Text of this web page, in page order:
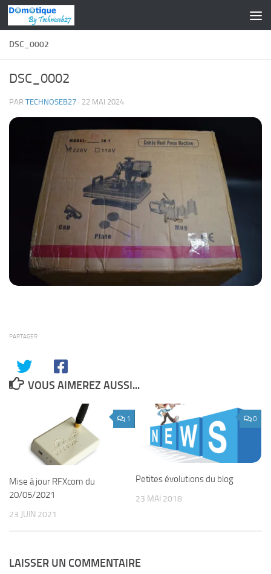
Skip to content
DSC_0002
DSC_0002
PAR TECHNOSEB27 · 22 MAI 2024
PARTAGER
VOUS AIMEREZ AUSSI...
1
Mise à jour RFXcom du
20/05/2021
23 JUIN 2021
0
Petites évolutions du blog
23 MAI 2018
LAISSER UN COMMENTAIRE